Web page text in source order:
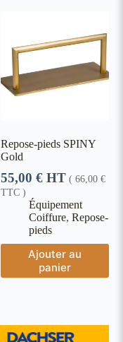
Repose-pieds SPINY
Gold
55,00 € HT ( 66,00 €
TTC )
Équipement
Coiffure, Repose-
pieds
Ajouter au
panier